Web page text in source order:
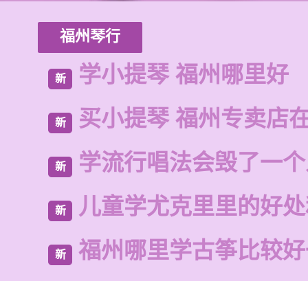
福州琴行
新 学小提琴 福州哪里好
新 买小提琴 福州专卖店
新 学流行唱法会毁了一
新 儿童学尤克里里的好
新 福州哪里学古筝比较